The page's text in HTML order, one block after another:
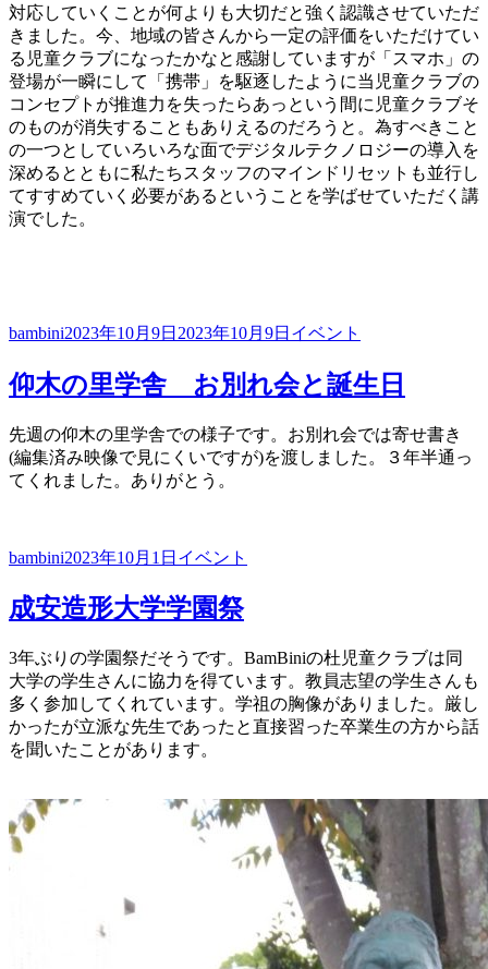
対応していくことが何よりも大切だと強く認識させていただ
きました。今、地域の皆さんから一定の評価をいただけてい
る児童クラブになったかなと感謝していますが「スマホ」の
登場が一瞬にして「携帯」を駆逐したように当児童クラブの
コンセプトが推進力を失ったらあっという間に児童クラブそ
のものが消失することもありえるのだろうと。為すべきこと
の一つとしていろいろな面でデジタルテクノロジーの導入を
深めるとともに私たちスタッフのマインドリセットも並行し
てすすめていく必要があるということを学ばせていただく講
演でした。
投
者
bambini投
日:
2023年10月9日 2023年10月9日 カ
ゴ
リ
ー
イベント
仰木の里学舎 お別れ会と誕生日
先週の仰木の里学舎での様子です。お別れ会では寄せ書き
(編集済み映像で見にくいですが)を渡しました。３年半通っ
てくれました。ありがとう。
投
者
bambini投
日:
2023年10月1日 カ
ゴ
リ
ー
イベント
成安造形大学学園祭
3年ぶりの学園祭だそうです。BamBiniの杜児童クラブは同
大学の学生さんに協力を得ています。教員志望の学生さんも
多く参加してくれています。学祖の胸像がありました。厳し
かったが立派な先生であったと直接習った卒業生の方から話
を聞いたことがあります。